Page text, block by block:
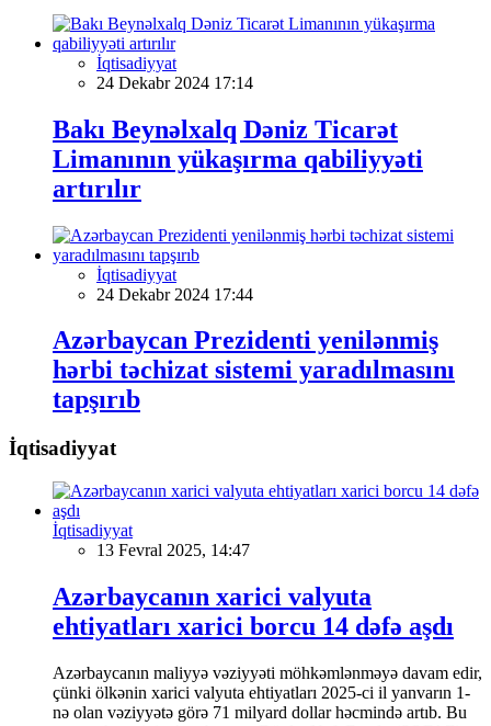
İqtisadiyyat
24 Dekabr 2024 17:14
Bakı Beynəlxalq Dəniz Ticarət
Limanının yükaşırma qabiliyyəti
artırılır
İqtisadiyyat
24 Dekabr 2024 17:44
Azərbaycan Prezidenti yenilənmiş
hərbi təchizat sistemi yaradılmasını
tapşırıb
İqtisadiyyat
İqtisadiyyat
13 Fevral 2025, 14:47
Azərbaycanın xarici valyuta
ehtiyatları xarici borcu 14 dəfə aşdı
Azərbaycanın maliyyə vəziyyəti möhkəmlənməyə davam edir,
çünki ölkənin xarici valyuta ehtiyatları 2025-ci il yanvarın 1-
nə olan vəziyyətə görə 71 milyard dollar həcmində artıb. Bu